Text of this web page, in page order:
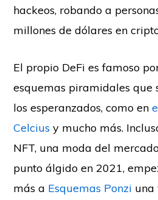
hackeos, robando a
millones de dólares en
El propio DeFi es famoso
esquemas piramidales que
los esperanzados, como en
Celcius y mucho más.
NFT, una moda del
punto álgido en 2021,
más a Esquemas Ponzi una